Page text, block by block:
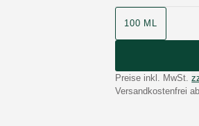
100 ML
Preise inkl. MwSt.
Versandkostenfrei